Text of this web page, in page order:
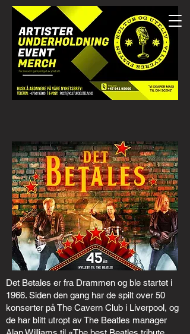
Det Betales er fra Drammen og ble startet i
1966. Siden den gang har de spilt over 50
konserter på The Cavern Club i Liverpool, og
de har blitt utropt av The Beatles manager